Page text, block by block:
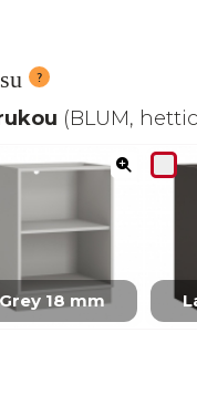
(BLUM,
Grey 18 mm